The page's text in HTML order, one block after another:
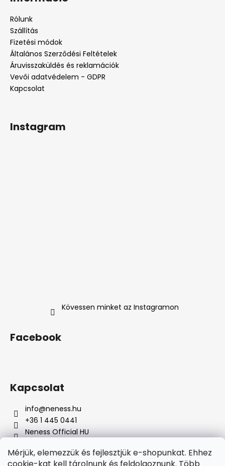
Mérjük, elemezzük és fejlesztjük e-shopunkat. Ehhez
Rólunk
Szállítás
Fizetési módok
Általános Szerződési Feltételek
Áruvisszaküldés és reklamációk
Vevői adatvédelem - GDPR
Kapcsolat
Instagram
Kövessen minket az Instagramon
Facebook
Kapcsolat
info@neness.hu
+36 1 445 0441
Neness Official HU